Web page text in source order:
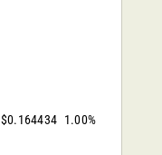
$0.164434 1.00%